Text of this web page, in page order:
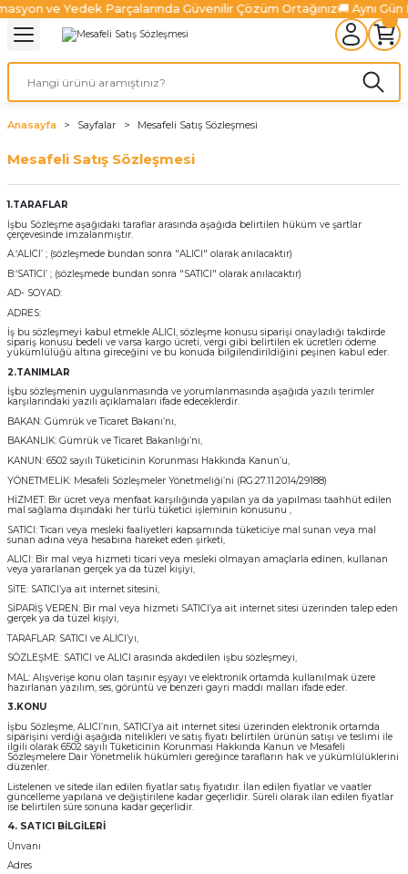
ve Yedek Parçalarında Güvenilir Çözüm Ortağınız🚚 Aynı Gün
Geri Dön
Sistemleri
Geri Dön
Sürücüler
Geri Dön
Ürünleri Fiber Lazer Ürünleri
Ürünleri
Geri Dön
Pompaları
Geri Dön
Sistemleri
Aksamları
Geri Dön
Ürünleri
Anasayfa Sayfalar Mesafeli Satış Sözleşmesi
Mesafeli Satış Sözleşmesi
1.TARAFLAR
İşbu Sözleşme aşağıdaki taraflar arasında aşağıda belirtilen hüküm ve şartlar
çerçevesinde imzalanmıştır.
A.‘ALICI’ ; (sözleşmede bundan sonra "ALICI" olarak anılacaktır)
B.‘SATICI’ ; (sözleşmede bundan sonra "SATICI" olarak anılacaktır)
AD- SOYAD:
ADRES:
İş bu sözleşmeyi kabul etmekle ALICI, sözleşme konusu siparişi onayladığı takdirde
sipariş konusu bedeli ve varsa kargo ücreti, vergi gibi belirtilen ek ücretleri ödeme
yükümlülüğü altına gireceğini ve bu konuda bilgilendirildiğini peşinen kabul eder.
2.TANIMLAR
İşbu sözleşmenin uygulanmasında ve yorumlanmasında aşağıda yazılı terimler
karşılarındaki yazılı açıklamaları ifade edeceklerdir.
BAKAN: Gümrük ve Ticaret Bakanı’nı,
BAKANLIK: Gümrük ve Ticaret Bakanlığı’nı,
KANUN: 6502 sayılı Tüketicinin Korunması Hakkında Kanun’u,
YÖNETMELİK: Mesafeli Sözleşmeler Yönetmeliği’ni (RG:27.11.2014/29188)
HİZMET: Bir ücret veya menfaat karşılığında yapılan ya da yapılması taahhüt edilen
mal sağlama dışındaki her türlü tüketici işleminin konusunu ,
SATICI: Ticari veya mesleki faaliyetleri kapsamında tüketiciye mal sunan veya mal
sunan adına veya hesabına hareket eden şirketi,
ALICI: Bir mal veya hizmeti ticari veya mesleki olmayan amaçlarla edinen, kullanan
veya yararlanan gerçek ya da tüzel kişiyi,
SİTE: SATICI’ya ait internet sitesini,
SİPARİŞ VEREN: Bir mal veya hizmeti SATICI’ya ait internet sitesi üzerinden talep eden
gerçek ya da tüzel kişiyi,
TARAFLAR: SATICI ve ALICI’yı,
SÖZLEŞME: SATICI ve ALICI arasında akdedilen işbu sözleşmeyi,
MAL: Alışverişe konu olan taşınır eşyayı ve elektronik ortamda kullanılmak üzere
hazırlanan yazılım, ses, görüntü ve benzeri gayri maddi malları ifade eder.
3.KONU
İşbu Sözleşme, ALICI’nın, SATICI’ya ait internet sitesi üzerinden elektronik ortamda
siparişini verdiği aşağıda nitelikleri ve satış fiyatı belirtilen ürünün satışı ve teslimi ile
ilgili olarak 6502 sayılı Tüketicinin Korunması Hakkında Kanun ve Mesafeli
Sözleşmelere Dair Yönetmelik hükümleri gereğince tarafların hak ve yükümlülüklerini
düzenler.
Listelenen ve sitede ilan edilen fiyatlar satış fiyatıdır. İlan edilen fiyatlar ve vaatler
güncelleme yapılana ve değiştirilene kadar geçerlidir. Süreli olarak ilan edilen fiyatlar
ise belirtilen süre sonuna kadar geçerlidir.
4. SATICI BİLGİLERİ
Ünvanı
Adres